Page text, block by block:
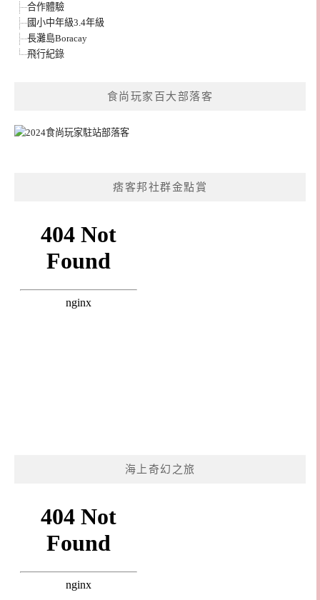
合作體驗
國小中年級3.4年級
長灘島Boracay
飛行紀錄
食尚玩家百大部落客
痞客邦社群金點賞
海上奇幻之旅